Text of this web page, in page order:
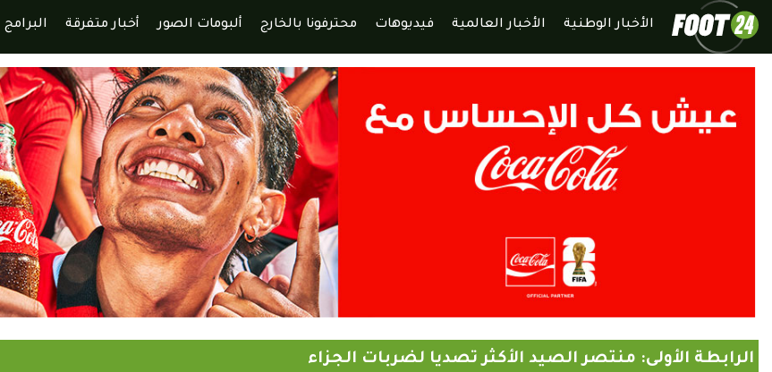
الأخبار الوطنية الأخبار العالمية فيديوهات محترفونا بالخارج ألبومات الصور أخبار متفرقة البرامج
الرابطة الأولى: منتصر الصيد الأكثر تصديا لضربات الجزاء